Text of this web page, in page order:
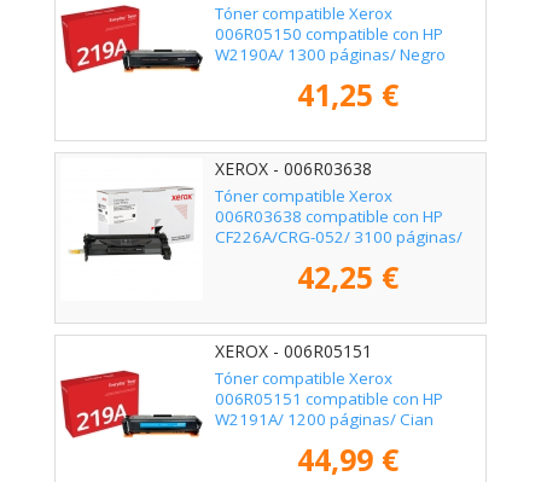
Tóner compatible Xerox
006R05150 compatible con HP
W2190A/ 1300 páginas/ Negro
41,25 €
XEROX - 006R03638
Tóner compatible Xerox
006R03638 compatible con HP
CF226A/CRG-052/ 3100 páginas/
42,25 €
XEROX - 006R05151
Tóner compatible Xerox
006R05151 compatible con HP
W2191A/ 1200 páginas/ Cian
44,99 €